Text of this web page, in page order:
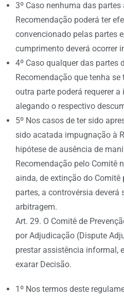
3º Caso nenhuma das
Recomendação poderá ter
convencionado pelas partes
cumprimento deverá ocorrer
4º Caso qualquer das partes
Recomendação que tenha
outra parte poderá requerer
alegando o respectivo
5º Nos casos de ter sido
sido acatada impugnação à
hipótese de ausência de
Recomendação pelo Comitê
ainda, de extinção do
partes, a controvérsia deverá
arbitragem.
Art. 29. O Comitê de
por Adjudicação (Dispute
prestar assistência informal,
exarar Decisão.
1º Nos termos deste